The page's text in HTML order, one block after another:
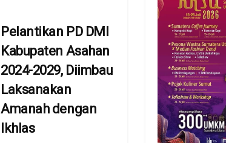
Pelantikan PD DMI
Kabupaten Asahan
2024-2029, Diimbau
Laksanakan
Amanah dengan
Ikhlas